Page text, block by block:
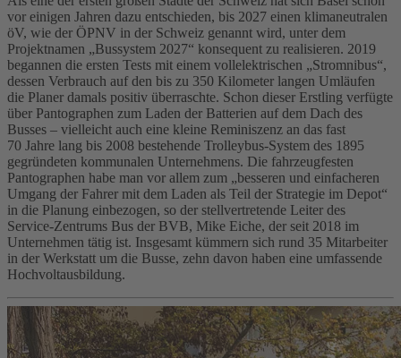
vor einigen Jahren dazu entschieden, bis 2027 einen klimaneutralen
öV, wie der ÖPNV in der Schweiz genannt wird, unter dem
Projektnamen „Bussystem 2027“ konsequent zu realisieren. 2019
begannen die ersten Tests mit einem vollelektrischen „Stromnibus“,
dessen Verbrauch auf den bis zu 350 Kilometer langen Umläufen
die Planer damals positiv überraschte. Schon dieser Erstling verfügte
über Pantographen zum Laden der Batterien auf dem Dach des
Busses – vielleicht auch eine kleine Reminiszenz an das fast
70 Jahre lang bis 2008 bestehende Trolleybus-System des 1895
gegründeten kommunalen Unternehmens. Die fahrzeugfesten
Pantographen habe man vor allem zum „besseren und einfacheren
Umgang der Fahrer mit dem Laden als Teil der Strategie im Depot“
in die Planung einbezogen, so der stellvertretende Leiter des
Service-Zentrums Bus der BVB, Mike Eiche, der seit 2018 im
Unternehmen tätig ist. Insgesamt kümmern sich rund 35 Mitarbeiter
in der Werkstatt um die Busse, zehn davon haben eine umfassende
Hochvoltausbildung.